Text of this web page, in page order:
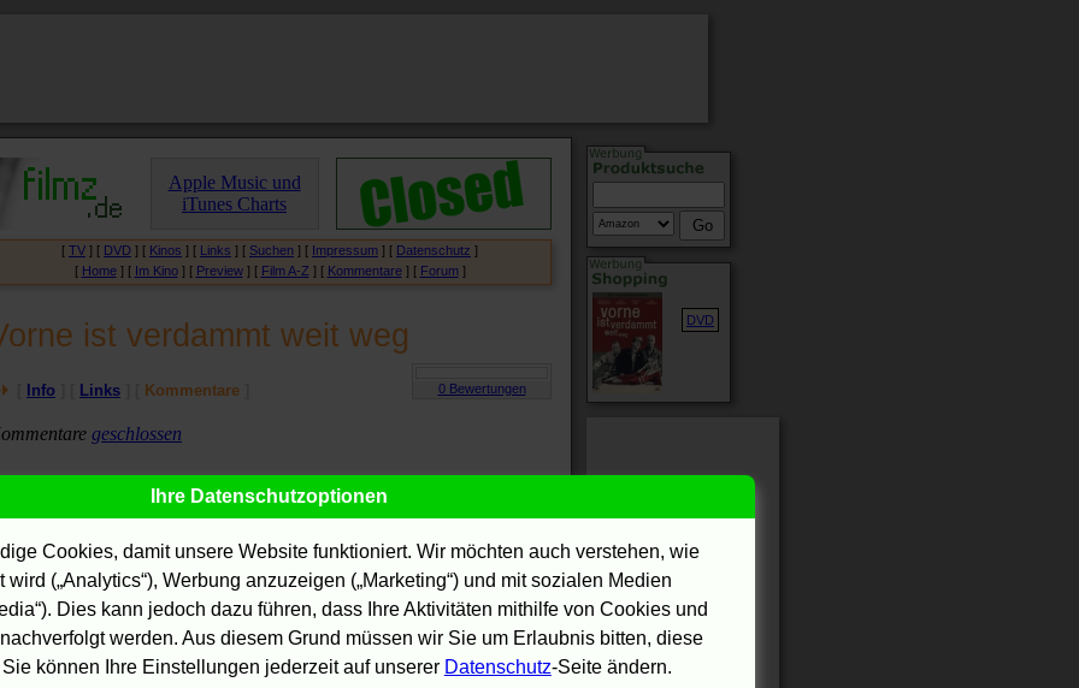
Apple Music und
iTunes Charts
[ TV ] [ DVD ] [ Kinos ] [ Links ] [ Suchen ] [ Impressum ] [ Datenschutz ]
[ Home] [ Im Kino] [ Preview] [ Film A-Z ] [ Kommentare] [ Forum]
ist verdammt weit weg
Info Links Kommentare
geschlossen
Ihre Datenschutzoptionen
Cookies, damit unsere Website funktioniert. Wir möchten auch verstehen, wie
(„Analytics“), Werbung anzuzeigen („Marketing“) und mit sozialen Medien
Dies kann jedoch dazu führen, dass Ihre Aktivitäten mithilfe von Cookies und
werden. Aus diesem Grund müssen wir Sie um Erlaubnis bitten, diese
können Ihre Einstellungen jederzeit auf unserer Datenschutz-Seite ändern.